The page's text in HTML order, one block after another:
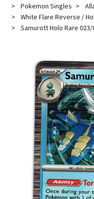
Pokemon Singles
White Flare Reverse /
Samurott Holo Rare